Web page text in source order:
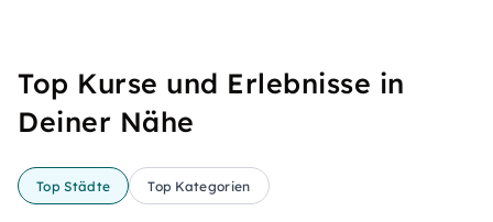
Top Kurse und Erlebnisse in
Deiner Nähe
Top Städte Top Kategorien